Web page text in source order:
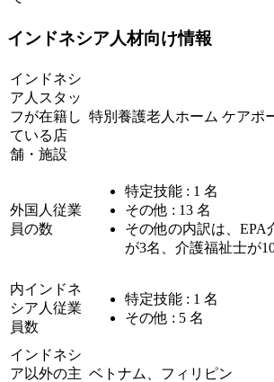
インドネシア人材向け情報
インドネシ
ア人スタッ
フが在籍し
ている店
舗・施設
特別養護老人ホーム ケアポ
外国人従業
員の数
特定技能 : 1 名
その他 : 13 名
その他の内訳は、EPA
が3名、介護福祉士が
内インドネ
シア人従業
員数
特定技能 : 1 名
その他 : 5 名
インドネシ
ア以外の主 ベトナム、フィリピン